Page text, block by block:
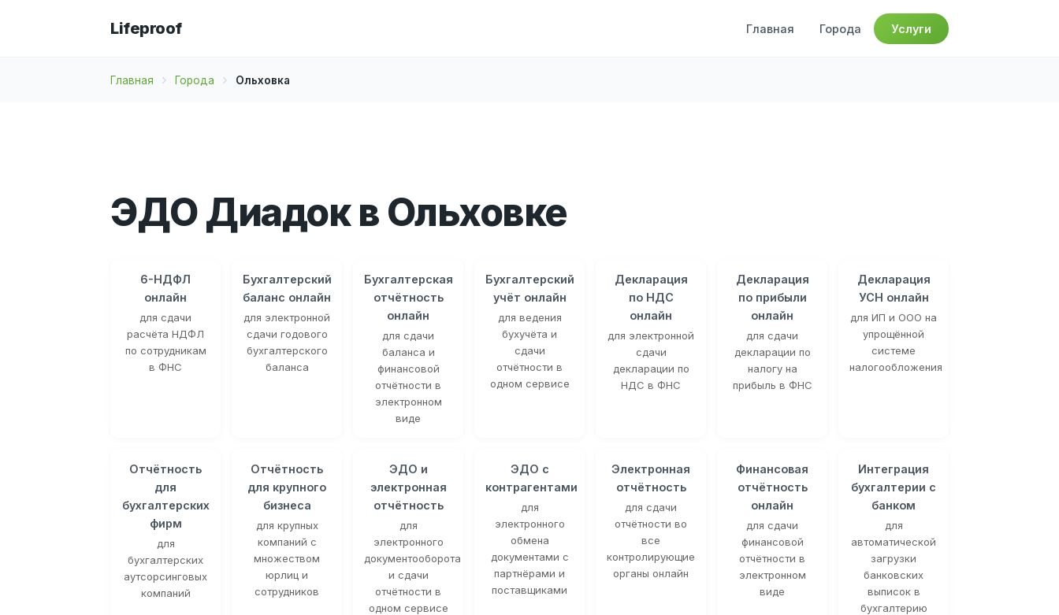
Lifeproof Главная Города Услуги
Главная Города Ольховка
ЭДО Диадок в Ольховке
6-НДФЛ
онлайн
для сдачи
расчёта НДФЛ
по сотрудникам
в ФНС
Бухгалтерский
баланс онлайн
для электронной
сдачи годового
бухгалтерского
баланса
Бухгалтерская
отчётность
онлайн
для сдачи
баланса и
финансовой
отчётности в
электронном
виде
Бухгалтерский
учёт онлайн
для ведения
бухучёта и
сдачи
отчётности в
одном сервисе
Декларация
по НДС
онлайн
для электронной
сдачи
декларации по
НДС в ФНС
Декларация
по прибыли
онлайн
для сдачи
декларации по
налогу на
прибыль в ФНС
Декларация
УСН онлайн
для ИП и ООО на
упрощённой
системе
налогообложения
Отчётность
для
бухгалтерских
фирм
для
бухгалтерских
аутсорсинговых
компаний
Отчётность
для крупного
бизнеса
для крупных
компаний с
множеством
юрлиц и
сотрудников
ЭДО и
электронная
отчётность
для
электронного
документооборота
и сдачи
отчётности в
одном сервисе
ЭДО с
контрагентами
для
электронного
обмена
документами с
партнёрами и
поставщиками
Электронная
отчётность
для сдачи
отчётности во
все
контролирующие
органы онлайн
Финансовая
отчётность
онлайн
для сдачи
финансовой
отчётности в
электронном
виде
Интеграция
бухгалтерии с
банком
для
автоматической
загрузки
банковских
выписок в
бухгалтерию